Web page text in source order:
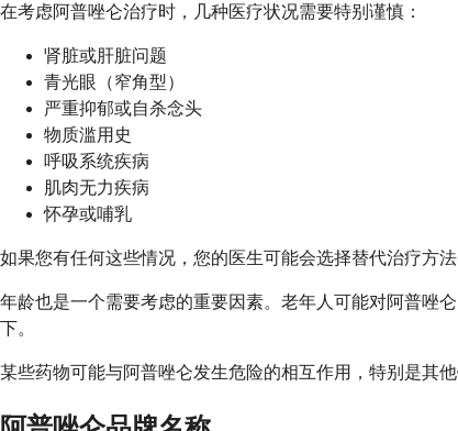
在考虑阿普唑仑治疗时，几种医疗状况需要特别谨慎：
肾脏或肝脏问题
青光眼（窄角型）
严重抑郁或自杀念头
物质滥用史
呼吸系统疾病
肌肉无力疾病
怀孕或哺乳
如果您有任何这些情况，您的医生可能会选择替代治疗方
年龄也是一个需要考虑的重要因素。老年人可能对阿普唑
下。
某些药物可能与阿普唑仑发生危险的相互作用，特别是其